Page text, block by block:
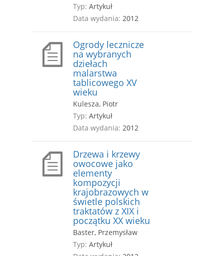
Typ: Artykuł
Data wydania: 2012
Ogrody lecznicze
na wybranych
dziełach
malarstwa
tablicowego XV
wieku
Kulesza, Piotr
Typ: Artykuł
Data wydania: 2012
Drzewa i krzewy
owocowe jako
elementy
kompozycji
krajobrazowych w
świetle polskich
traktatów z XIX i
początku XX wieku
Baster, Przemysław
Typ: Artykuł